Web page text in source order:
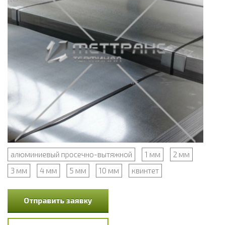
алюминиевый просечно-вытяжной 1 мм
2 мм
3 мм
4 мм 5 мм 10 мм квинтет
Отправить заявку